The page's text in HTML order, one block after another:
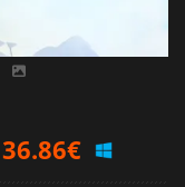
45.06€